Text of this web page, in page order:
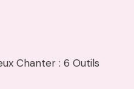
Chanter : 6 Outils